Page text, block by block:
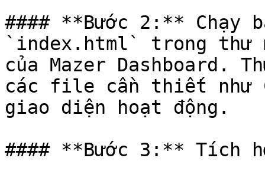
#### **Bước 2:** Chạy
`index.html` trong thư
của Mazer Dashboard.
các file cần thiết như
giao diện hoạt động.
#### **Bước 3:** Tích